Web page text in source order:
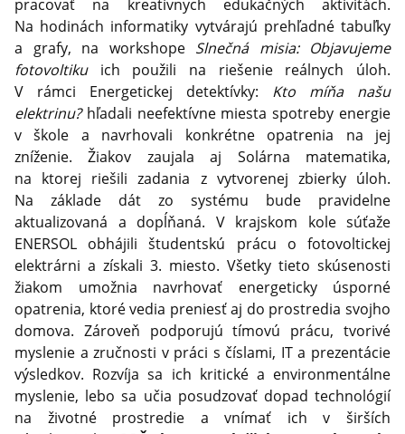
pracovať na kreatívnych edukačných aktivitách.
Na hodinách informatiky vytvárajú prehľadné tabuľky
a grafy, na workshope Slnečná misia: Objavujeme
fotovoltikuich použili na riešenie reálnych úloh.
V rámci Energetickej detektívky: Kto míňa našu
elektrinu?hľadali neefektívne miesta spotreby energie
v škole a navrhovali konkrétne opatrenia na jej
zníženie. Žiakov zaujala aj Solárna matematika,
na ktorej riešili zadania z vytvorenej zbierky úloh.
Na základe dát zo systému bude pravidelne
aktualizovaná a dopĺňaná. V krajskom kole súťaže
ENERSOL obhájili študentskú prácu o fotovoltickej
elektrárni a získali 3. miesto. Všetky tieto skúsenosti
žiakom umožnia navrhovať energeticky úsporné
opatrenia, ktoré vedia preniesť aj do prostredia svojho
domova. Zároveň podporujú tímovú prácu, tvorivé
myslenie a zručnosti v práci s číslami, IT a prezentácie
výsledkov. Rozvíja sa ich kritické a environmentálne
myslenie, lebo sa učia posudzovať dopad technológií
na životné prostredie a vnímať ich v širších